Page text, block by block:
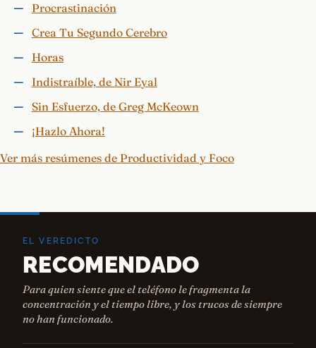
Procrastinación
Crea Tu Segundo Cerebro
Horas
Indistraíble, de Nir Eyal
Sin Esfuerzo, de Greg McKeown
¡Hazlo Ahora!
Ver más resúmenes de Productividad y Foco
EL VEREDICTO
RECOMENDADO
Para quien siente que el teléfono le fragmenta la
concentración y el tiempo libre, y los trucos de siempre
no han funcionado.